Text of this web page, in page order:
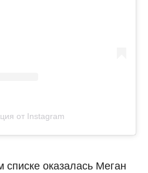
от Instagram
оказалась Меган